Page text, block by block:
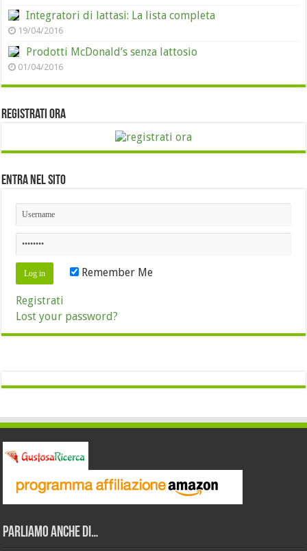
Integratori di lattasi: La lista completa
19/04/2016
Prodotti McDonald’s senza lattosio
01/04/2016
Registrati ora
Entra nel sito
Remember Me
Registrati
Lost your password?
Parliamo anche di…